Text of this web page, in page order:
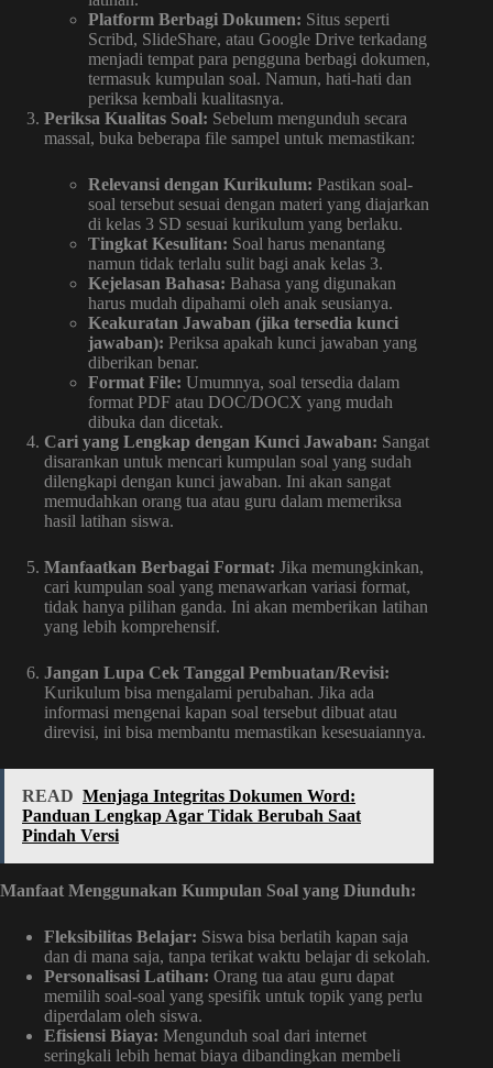
Platform Berbagi Dokumen: Situs seperti
Scribd, SlideShare, atau Google Drive terkadang
menjadi tempat para pengguna berbagi dokumen,
termasuk kumpulan soal. Namun, hati-hati dan
periksa kembali kualitasnya.
Periksa Kualitas Soal: Sebelum mengunduh secara
massal, buka beberapa file sampel untuk memastikan:
Relevansi dengan Kurikulum: Pastikan soal-
soal tersebut sesuai dengan materi yang diajarkan
di kelas 3 SD sesuai kurikulum yang berlaku.
Tingkat Kesulitan: Soal harus menantang
namun tidak terlalu sulit bagi anak kelas 3.
Kejelasan Bahasa: Bahasa yang digunakan
harus mudah dipahami oleh anak seusianya.
Keakuratan Jawaban (jika tersedia kunci
jawaban): Periksa apakah kunci jawaban yang
diberikan benar.
Format File: Umumnya, soal tersedia dalam
format PDF atau DOC/DOCX yang mudah
dibuka dan dicetak.
Cari yang Lengkap dengan Kunci Jawaban: Sangat
disarankan untuk mencari kumpulan soal yang sudah
dilengkapi dengan kunci jawaban. Ini akan sangat
memudahkan orang tua atau guru dalam memeriksa
hasil latihan siswa.
Manfaatkan Berbagai Format: Jika memungkinkan,
cari kumpulan soal yang menawarkan variasi format,
tidak hanya pilihan ganda. Ini akan memberikan latihan
yang lebih komprehensif.
Jangan Lupa Cek Tanggal Pembuatan/Revisi:
Kurikulum bisa mengalami perubahan. Jika ada
informasi mengenai kapan soal tersebut dibuat atau
direvisi, ini bisa membantu memastikan kesesuaiannya.
READ Menjaga Integritas Dokumen Word:
Panduan Lengkap Agar Tidak Berubah Saat
Pindah Versi
Manfaat Menggunakan Kumpulan Soal yang Diunduh:
Fleksibilitas Belajar: Siswa bisa berlatih kapan saja
dan di mana saja, tanpa terikat waktu belajar di sekolah.
Personalisasi Latihan: Orang tua atau guru dapat
memilih soal-soal yang spesifik untuk topik yang perlu
diperdalam oleh siswa.
Efisiensi Biaya: Mengunduh soal dari internet
seringkali lebih hemat biaya dibandingkan membeli